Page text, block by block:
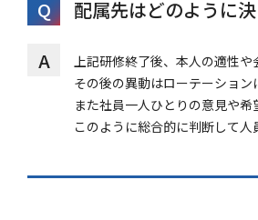
Q
配属先はどのように
A
上記研修終了後、本人の適性や
その後の異動はローテーショ
また社員一人ひとりの意見や希
このように総合的に判断して人